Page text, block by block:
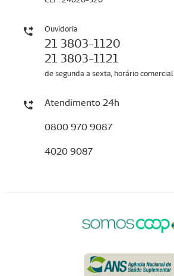
Ouvidoria
21 3803-1120
21 3803-1121
de segunda a sexta, horário comercial
Atendimento 24h
0800 970 9087
4020 9087